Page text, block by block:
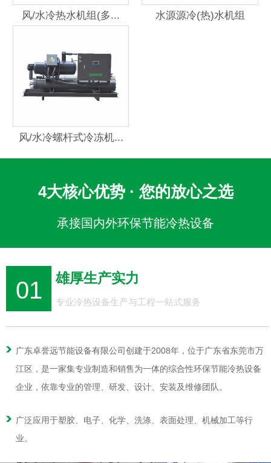
风/水冷热水机组(多... 水源源冷(热)水机组
风/水冷螺杆式冷冻机...
4大核心优势 · 您的放心之选
承接国内外环保节能冷热设备
01 雄厚生产实力
专业冷热设备生产与工程一站式服务
广东卓誉远节能设备有限公司创建于2008年，位于广东省东莞市万
江区，是一家集专业制造和销售为一体的综合性环保节能冷热设备
企业，依靠专业的管理、研发、设计、安装及维修团队。
广泛应用于塑胶、电子、化学、洗涤、表面处理、机械加工等行
业。